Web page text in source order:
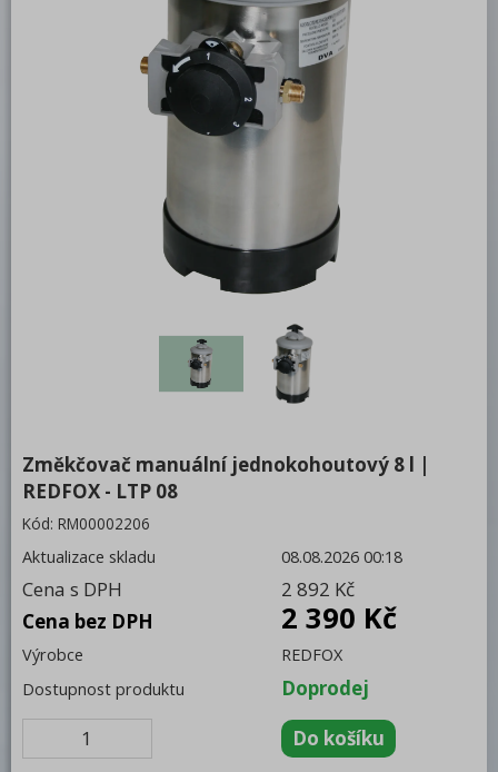
Regálový systém
Drop In - Monoblok
Bufety, drop-in, vitríny, výdejní vany a
REDFOX 600
REDFOX 900
Volně stojící moduly
Stolní zařízení
Příprava masa a zeleniny
Konvektomaty
Trouby pro rychlou přípravu
Šokery
Chlazení
Mycí program
Změkčovač manuální jednokohoutový 8 l |
REDFOX - LTP 08
Kód: RM00002206
Aktualizace skladu
08.08.2026 00:18
Cena s DPH
2 892 Kč
Cena bez DPH
2 390 Kč
Výrobce
REDFOX
Dostupnost produktu
Doprodej